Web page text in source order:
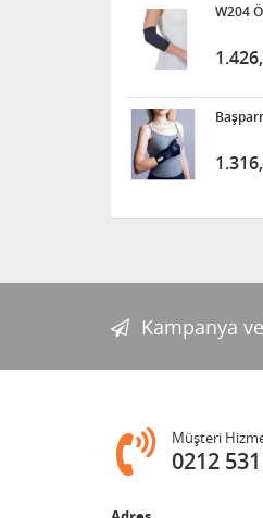
W204
Kampanya
Müşteri
0212